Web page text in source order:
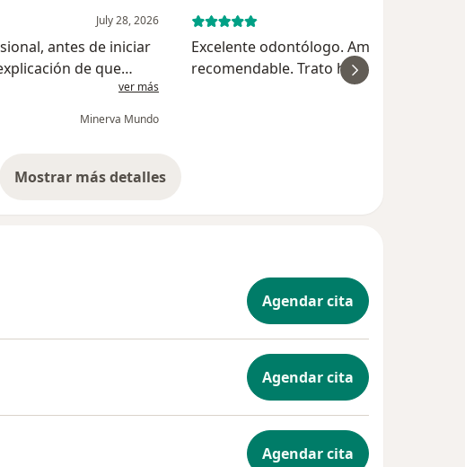
July 28, 2026
antes de iniciar
de que
ver más
Minerva Mundo
Excelente odontólogo. Ampliamente
recomendable. Trato humano y amable al
paciente. Muy humana.
Mostrar más detalles
sobre la experiencia
Agendar cita
Agendar cita
Agendar cita